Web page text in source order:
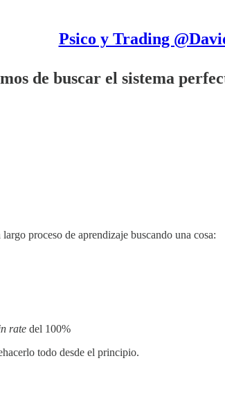
Psico y Trading
de buscar el sistema
proceso de aprendizaje buscando una cosa:
rate del 100%
todo desde el principio.